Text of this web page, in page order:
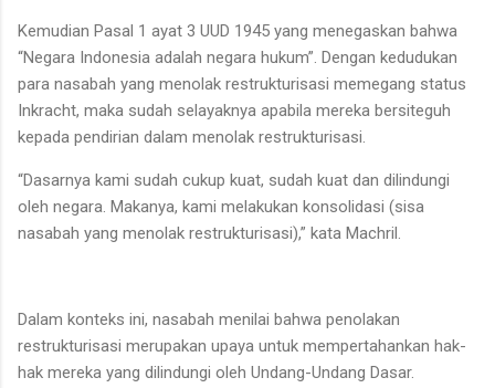
Kemudian Pasal 1 ayat 3 UUD 1945 yang menegaskan bahwa
“Negara Indonesia adalah negara hukum”. Dengan kedudukan
para nasabah yang menolak restrukturisasi memegang status
Inkracht, maka sudah selayaknya apabila mereka bersiteguh
kepada pendirian dalam menolak restrukturisasi.
“Dasarnya kami sudah cukup kuat, sudah kuat dan dilindungi
oleh negara. Makanya, kami melakukan konsolidasi (sisa
nasabah yang menolak restrukturisasi),” kata Machril.
Dalam konteks ini, nasabah menilai bahwa penolakan
restrukturisasi merupakan upaya untuk mempertahankan hak-
hak mereka yang dilindungi oleh Undang-Undang Dasar.